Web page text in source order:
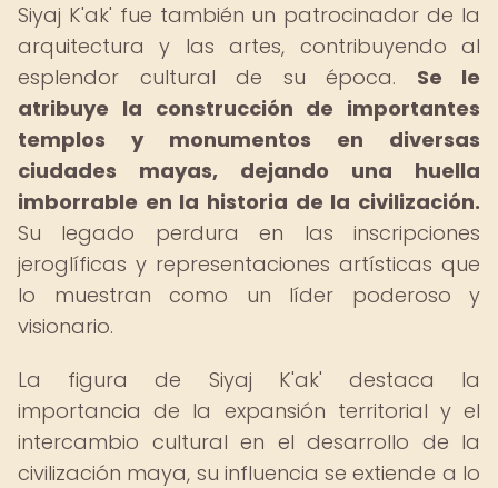
Siyaj K'ak' fue también un patrocinador de la
arquitectura y las artes, contribuyendo al
esplendor cultural de su época. Se le
atribuye la construcción de importantes
templos y monumentos en diversas
ciudades mayas, dejando una huella
imborrable en la historia de la civilización.
Su legado perdura en las inscripciones
jeroglíficas y representaciones artísticas que
lo muestran como un líder poderoso y
visionario.
La figura de Siyaj K'ak' destaca la
importancia de la expansión territorial y el
intercambio cultural en el desarrollo de la
civilización maya, su influencia se extiende a lo